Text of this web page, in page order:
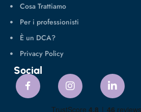
Cosa Trattiamo
Per i professionisti
È un DCA?
Privacy Policy
Social